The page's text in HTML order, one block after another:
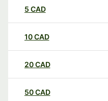
5 CAD
10CAD
20CAD
50CAD